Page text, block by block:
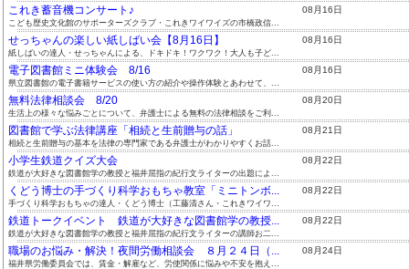
これき蓄音機コンサート♪ 08月16日
こども歴史文化館のサポーターズクラブ・これきワイワイズの市橋政信...
せっちゃんの楽しい紙しばい会【8月16日】 08月16日
紙しばいの達人・せっちゃんによる、ドキドキ！ワクワク！大人も子ど...
電子図書館ミニ体験会 8/16 08月16日
県立図書館の電子書籍サービスの使い方の紹介や操作体験とあわせて、...
無料法律相談会 8/20 08月20日
生活上の様々な悩みごとについて、弁護士による無料の法律相談をご利...
図書館で学ぶ法律講座「相続と生前贈与の話」 08月21日
相続と生前贈与の基本を法律の専門家である弁護士がわかりやすくお話...
小学生鉄道クイズ大会 08月22日
鉄道が大好きな図書館学の教授と福井屈指の紀行文ライターの出題によ...
くどう博士の手づくり科学おもちゃ教室「ミニトンボ... 08月22日
手づくり科学おもちゃの達人・くどう博士（工藤清さん・これきワイワ...
鉄道トークイベント 鉄道が大好きな図書館学の教授... 08月22日
鉄道が大好きな図書館学の教授と福井屈指の紀行文ライターの講師お二...
職場のお悩み・解決！夜間労働相談会 ８月２４日（... 08月24日
福井県労働委員会では、賃金・解雇など、労使関係に悩みや不安を抱え...